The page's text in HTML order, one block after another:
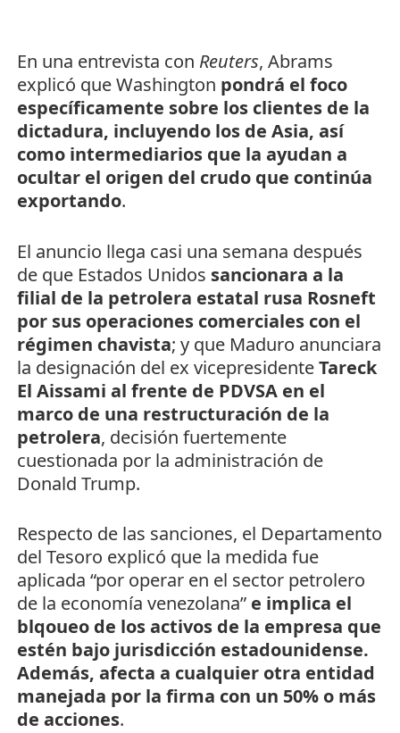
En una entrevista con Reuters, Abrams
explicó que Washington pondrá el foco
específicamente sobre los clientes de la
dictadura, incluyendo los de Asia, así
como intermediarios que la ayudan a
ocultar el origen del crudo que continúa
exportando.
El anuncio llega casi una semana después
de que Estados Unidos sancionara a la
filial de la petrolera estatal rusa Rosneft
por sus operaciones comerciales con el
régimen chavista; y que Maduro anunciara
la designación del ex vicepresidenteTareck
El Aissami al frente de PDVSA en el
marco de una restructuración de la
petrolera, decisión fuertemente
cuestionada por la administración de
Donald Trump.
Respecto de las sanciones, el Departamento
del Tesoro explicó que la medida fue
aplicada “por operar en el sector petrolero
de la economía venezolana” e implica el
blqoueo de los activos de la empresa que
estén bajo jurisdicción estadounidense.
Además, afecta a cualquier otra entidad
manejada por la firma con un 50% o más
de acciones.